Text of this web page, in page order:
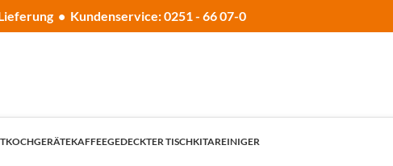
• Kundenservice: 0251 - 66 07-0
KOCHGERÄTEKAFFEEGEDECKTER TISCHKITAREINIGER